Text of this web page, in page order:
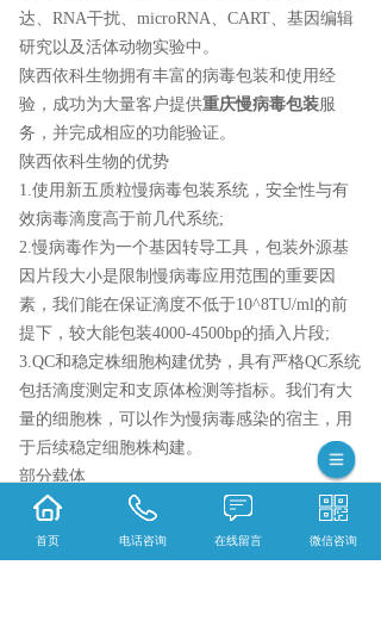
达、RNA干扰、microRNA、CART、基因编辑
研究以及活体动物实验中。
陕西依科生物拥有丰富的病毒包装和使用经
验，成功为大量客户提供重庆慢病毒包装服
务，并完成相应的功能验证。
陕西依科生物的优势
1.使用新五质粒慢病毒包装系统，安全性与有
效病毒滴度高于前几代系统;
2.慢病毒作为一个基因转导工具，包装外源基
因片段大小是限制慢病毒应用范围的重要因
素，我们能在保证滴度不低于10^8TU/ml的前
提下，较大能包装4000-4500bp的插入片段;
3.QC和稳定株细胞构建优势，具有严格QC系统
包括滴度测定和支原体检测等指标。我们有大
量的细胞株，可以作为慢病毒感染的宿主，用
于后续稳定细胞株构建。
部分载体
首页 电话咨询 在线留言 微信咨询